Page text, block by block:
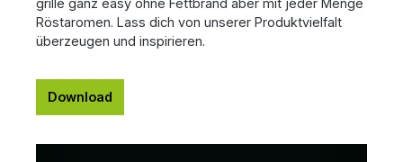
grille ganz easy ohne Fettbrand aber mit jeder Menge
Röstaromen. Lass dich von unserer Produktvielfalt
überzeugen und inspirieren.
Download